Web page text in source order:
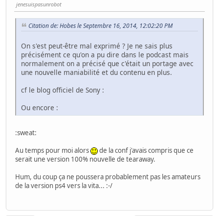
jenesuispasunrobot
Citation de: Hobes le Septembre 16, 2014, 12:02:20 PM
On s'est peut-être mal exprimé ? Je ne sais plus
précisément ce qu'on a pu dire dans le podcast mais
normalement on a précisé que c'était un portage avec
une nouvelle maniabilité et du contenu en plus.
cf le blog officiel de Sony :
Ou encore :
:sweat:
Au temps pour moi alors
de la conf j'avais compris que ce
serait une version 100% nouvelle de tearaway.
Hum, du coup ça ne poussera probablement pas les amateurs
de la version ps4 vers la vita... :-/